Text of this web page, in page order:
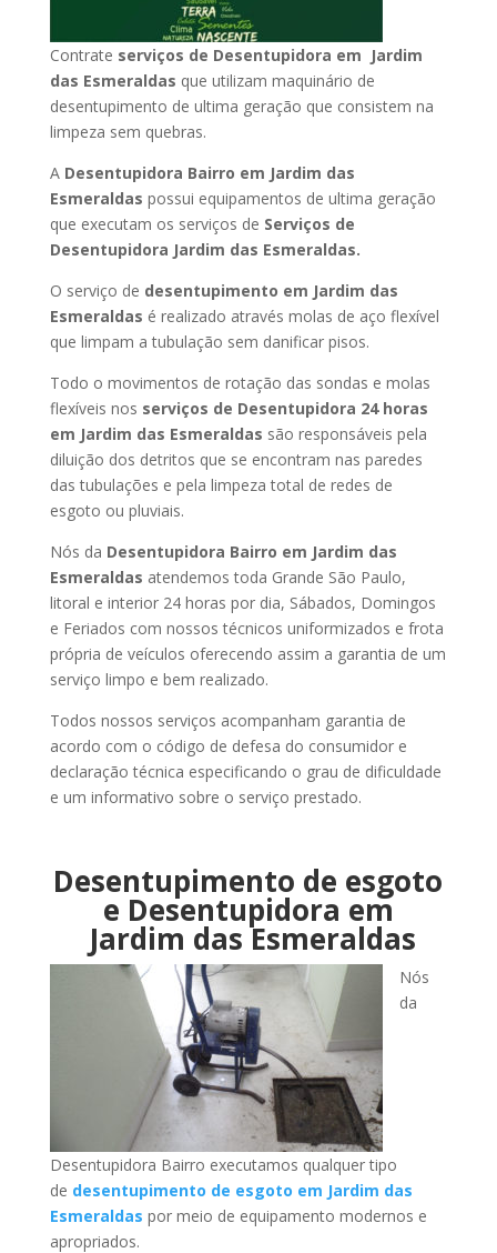
Contrate serviços de Desentupidora em Jardim
das Esmeraldas que utilizam maquinário de
desentupimento de ultima geração que consistem na
limpeza sem quebras.
A Desentupidora Bairro em Jardim das
Esmeraldas possui equipamentos de ultima geração
que executam os serviços de Serviços de
Desentupidora Jardim das Esmeraldas.
O serviço de desentupimento em Jardim das
Esmeraldas é realizado através molas de aço flexível
que limpam a tubulação sem danificar pisos.
Todo o movimentos de rotação das sondas e molas
flexíveis nos serviços de Desentupidora 24 horas
em Jardim das Esmeraldas são responsáveis pela
diluição dos detritos que se encontram nas paredes
das tubulações e pela limpeza total de redes de
esgoto ou pluviais.
Nós da Desentupidora Bairro em Jardim das
Esmeraldas atendemos toda Grande São Paulo,
litoral e interior 24 horas por dia, Sábados, Domingos
e Feriados com nossos técnicos uniformizados e frota
própria de veículos oferecendo assim a garantia de um
serviço limpo e bem realizado.
Todos nossos serviços acompanham garantia de
acordo com o código de defesa do consumidor e
declaração técnica especificando o grau de dificuldade
e um informativo sobre o serviço prestado.
Desentupimento de esgoto
e Desentupidora em
Jardim das Esmeraldas
Nós
da
Desentupidora Bairro executamos qualquer tipo
de desentupimento de esgoto em Jardim das
Esmeraldas por meio de equipamento modernos e
apropriados.